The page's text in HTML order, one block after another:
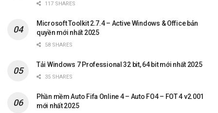
117 SHARES
Microsoft Toolkit 2.7.4 – Active Windows & Office bản
quyền mới nhất 2025
58 SHARES
Tải Windows 7 Professional 32 bit, 64 bit mới nhất 2025
35 SHARES
Phần mềm Auto Fifa Online 4 – Auto FO4 – FOT 4 v2.001
mới nhất 2025